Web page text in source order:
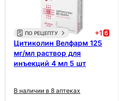
ПО РЕЦЕПТУ +1
Цитиколин Велфарм 125
мг/мл раствор для
инъекций 4 мл 5 шт
В наличии в 8 аптеках